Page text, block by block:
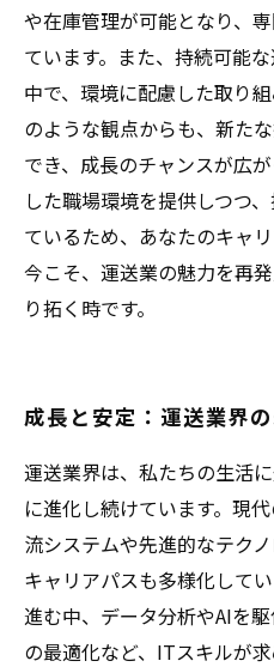
や在庫管理が可能となり、
ています。また、持続可能
中で、環境に配慮した取り
のような観点からも、新た
でき、成長のチャンスが広
した職場環境を提供しつつ
ているため、あなたのキャ
今こそ、運送業の魅力を再
り拓く時です。
成長と安定：運送業界
運送業界は、私たちの生活
に進化し続けています。現
流システムや先進的なテク
キャリアパスも多様化して
進む中、データ分析やAIを
の最適化など、ITスキルが